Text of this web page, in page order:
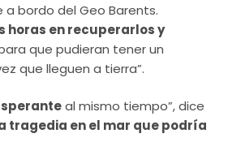
bordo del Geo Barents.
horas en recuperarlos y
que pudieran tener un
que lleguen a tierra”.
al mismo tiempo”, dice
tragedia en el mar que podría